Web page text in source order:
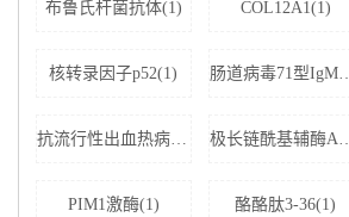
布鲁氏杆菌抗体(1) COL12A1(1)
核转录因子p52(1) 肠道病毒71
抗流行性出血热病毒IgM抗体(1) 极长链酰基辅
PIM1激酶(1) 酪酪肽3-36(1)